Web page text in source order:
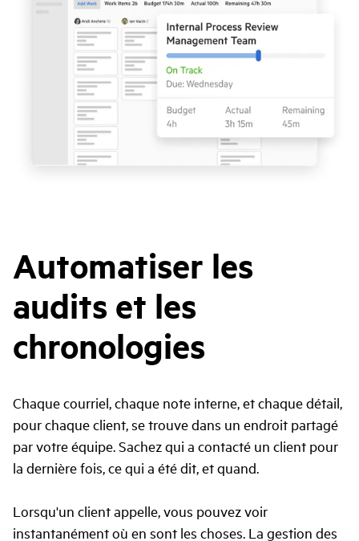
Automatiser les
audits et les
chronologies
Chaque courriel, chaque note interne, et chaque détail,
pour chaque client, se trouve dans un endroit partagé
par votre équipe. Sachez qui a contacté un client pour
la dernière fois, ce qui a été dit, et quand.
Lorsqu'un client appelle, vous pouvez voir
instantanément où en sont les choses. La gestion des